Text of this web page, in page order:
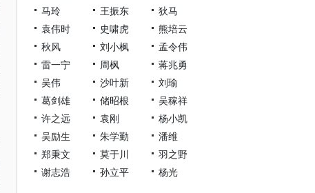
马玲
王振东
狄马
袁伟时
史啸虎
熊培云
秋风
刘小枫
孟令伟
雷一宁
周枫
蒋兆勇
吴伟
沙叶新
刘瑜
葛剑雄
储昭根
吴稼祥
许之远
袁刚
杨小凯
吴励生
朱学勤
潘维
郑秉文
莫于川
羽之野
谢志浩
孙立平 杨光